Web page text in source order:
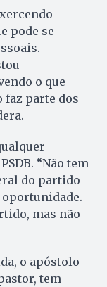
pode se
o que
faz parte dos
“Não tem
do partido
oportunidade.
mas não
o apóstolo
tem